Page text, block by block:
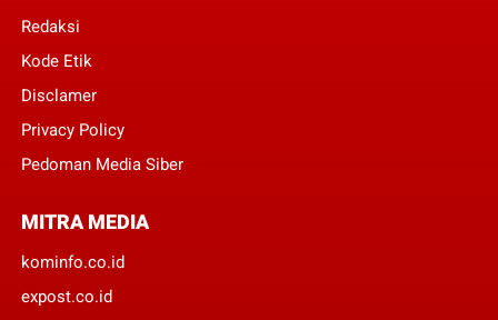
Redaksi
Kode Etik
Disclamer
Privacy Policy
Pedoman Media Siber
MITRA MEDIA
kominfo.co.id
expost.co.id